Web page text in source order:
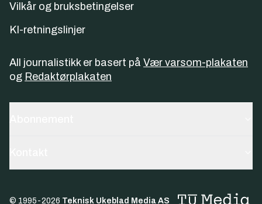
Vilkår og bruksbetingelser
KI-retningslinjer
All journalistikk er basert på Vær varsom-plakaten
og Redaktørplakaten
© 1995-2026 Teknisk Ukeblad Media AS